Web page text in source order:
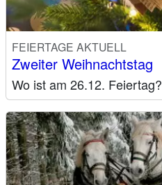
FEIERTAGE AKTUELL
Zweiter Weihnachtstag
Wo ist am 26.12. Feiertag?